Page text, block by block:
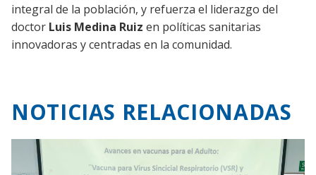
integral de la población, y refuerza el liderazgo del
doctor Luis Medina Ruiz en políticas sanitarias
innovadoras y centradas en la comunidad.
NOTICIAS RELACIONADAS